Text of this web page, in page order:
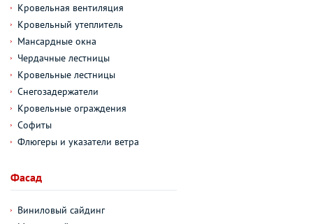
Кровельная вентиляция
Кровельный утеплитель
Мансардные окна
Чердачные лестницы
Кровельные лестницы
Снегозадержатели
Кровельные ограждения
Софиты
Флюгеры и указатели ветра
Фасад
Виниловый сайдинг